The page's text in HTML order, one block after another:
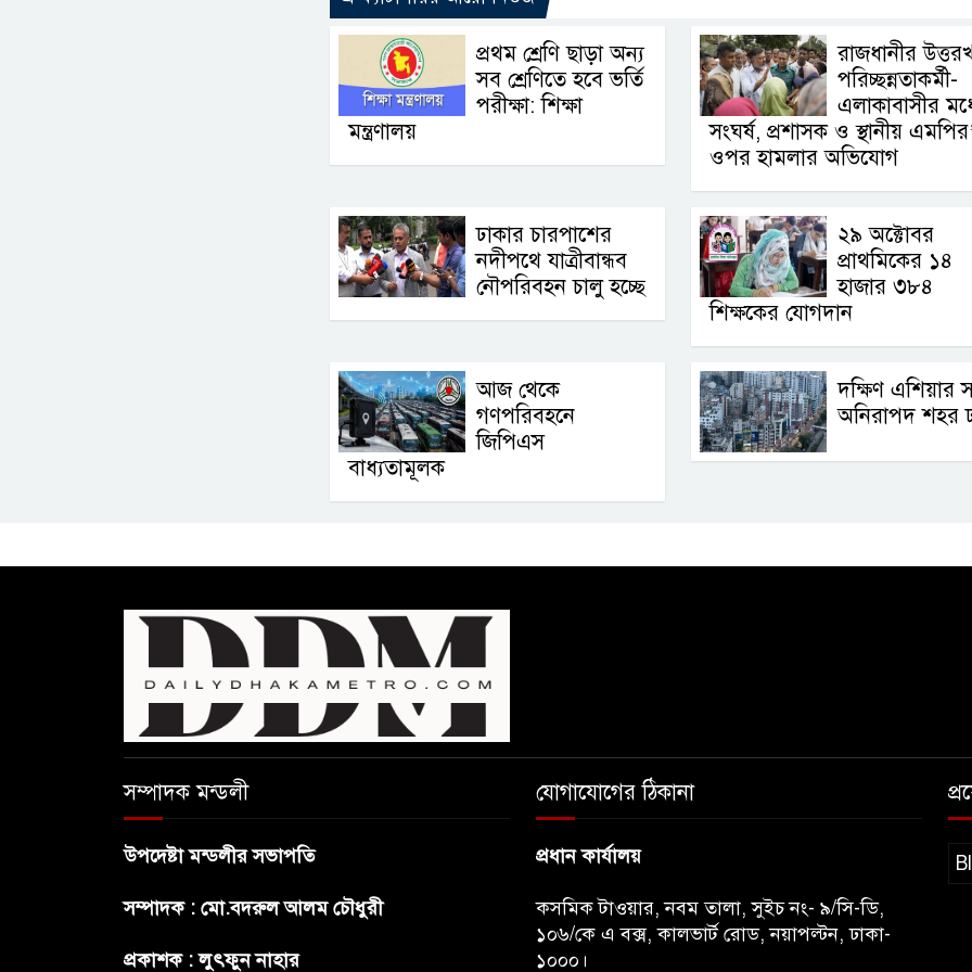
প্রথম শ্রেণি ছাড়া অন্য
সব শ্রেণিতে হবে ভর্তি
পরীক্ষা: শিক্ষা
মন্ত্রণালয়
রাজধানীর
পরিচ্ছন্নতাকর্মী-
এলাকাবাসীর
সংঘর্ষ, প্রশাসক ও স্থানীয়
ওপর হামলার অভিযোগ
ঢাকার চারপাশের
নদীপথে যাত্রীবান্ধব
নৌপরিবহন চালু হচ্ছে
২৯ অক্টোবর
প্রাথমিকের ১৪
হাজার ৩৮৪
শিক্ষকের যোগদান
আজ থেকে
গণপরিবহনে
জিপিএস
বাধ্যতামূলক
দক্ষিণ এশিয়ার
অনিরাপদ শহর
সম্পাদক মন্ডলী
উপদেষ্টা মন্ডলীর সভাপতি
সম্পাদক : মো.বদরুল আলম চৌধুরী
প্রকাশক : লুৎফুন নাহার
যোগাযোগের ঠিকানা
প্রধান কার্যালয়
কসমিক টাওয়ার, নবম তালা, সুইচ নং- ৯/সি-ডি,
১০৬/কে এ বক্স, কালভার্ট রোড, নয়াপল্টন, ঢাকা-
১০০০।